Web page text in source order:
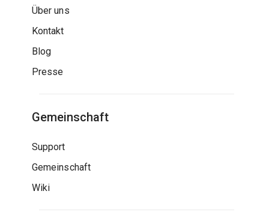
Über uns
Kontakt
Blog
Presse
Gemeinschaft
Support
Gemeinschaft
Wiki